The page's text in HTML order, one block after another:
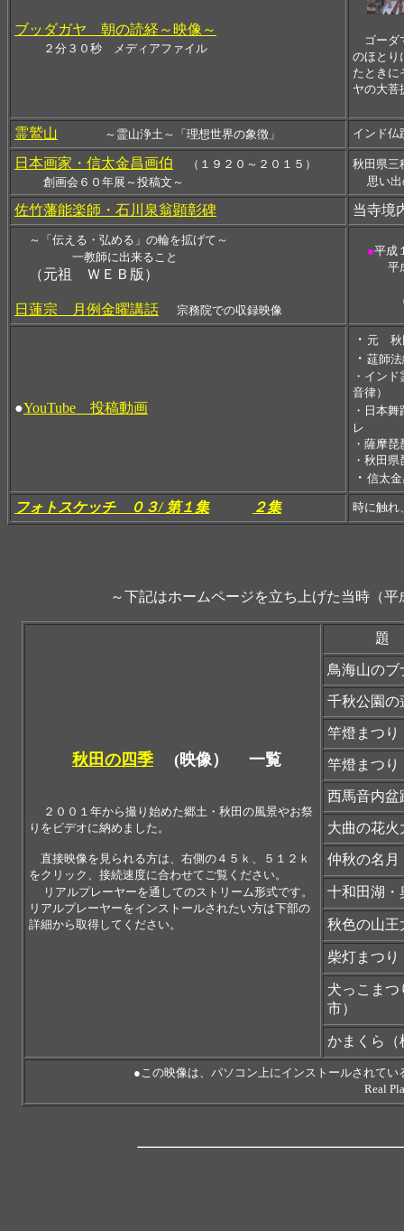
ブッダガヤ 朝の読経～映像～
２分３０秒 メディアファイル
ゴーダ
のほとり
たときに
ヤの大菩
霊鷲山 ～霊山浄土～「理想世界の象徴」 インド
日本画家・信太金昌画伯
（１９２０～２０１５）
創画会６０年展～投稿文～
秋田県
思い
佐竹藩能楽師・石川泉翁顕彰碑 当寺境
～「伝える・弘める」の輪を拡げて～
一教師に出来ること
（元祖 ＷＥＢ版）
日蓮宗 月例金曜講話 宗務院での収録映像
●平成
平成１
●YouTube 投稿動画
・ 元
・ 莚師
・イン
音律）
・日本
レ
・薩摩
・ 秋田県
・ 信太
フォトスケッチ ０３/ 第１集 ２集 時に触れ
～下記はホームページを立ち上げた当時（
秋田の四季 (映像） 一覧
２００１年から撮り始めた郷土・秋田の風景やお祭
りをビデオに納めました。
直接映像を見られる方は、右側の４５ｋ、５１２ｋ
をクリック、接続速度に合わせてご覧ください。
リアルプレーヤーを通してのストリーム形式です。
リアルプレーヤーをインストールされたい方は下部の
詳細から取得してください。
題
鳥海山のブ
千秋公園の
竿燈まつり
竿燈まつり
西馬音内盆
大曲の花火
仲秋の名月
十和田湖・
秋色の山王
柴灯まつり
犬っこまつ
市）
かまくら（
●この映像は、パソコン上にインストールされて
Real Player(Real